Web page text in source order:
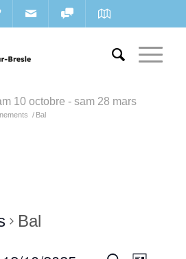
10 octobre - sam 28 mars
/ Bal
Bal